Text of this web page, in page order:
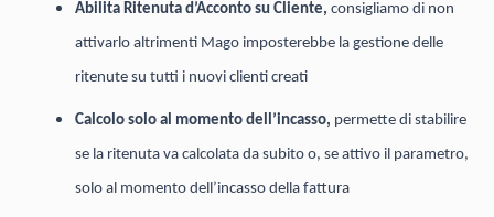
Abilita Ritenuta d’Acconto su Cliente, consigliamo di non
attivarlo altrimenti Mago imposterebbe la gestione delle
ritenute su tutti i nuovi clienti creati
Calcolo solo al momento dell’incasso, permette di stabilire
se la ritenuta va calcolata da subito o, se attivo il parametro,
solo al momento dell’incasso della fattura